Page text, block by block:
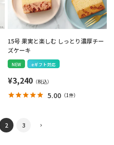
15号 果実と楽しむ しっとり濃厚チー
ズケーキ
NEW eギフト対応
¥3,240
5.00 （1件）
2 3